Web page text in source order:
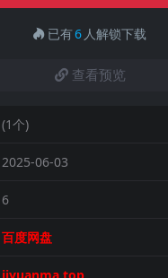
已有6 人解锁下载
查看预览
(1个)
2025-06-03
6
百度网盘